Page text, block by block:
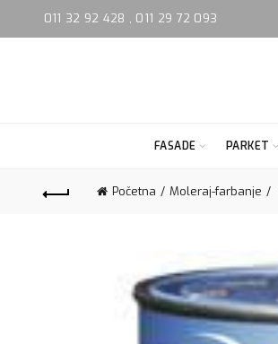
011 32 92 428 , 011 29 72 093
FASADE PARKET
Početna Moleraj-farbanje